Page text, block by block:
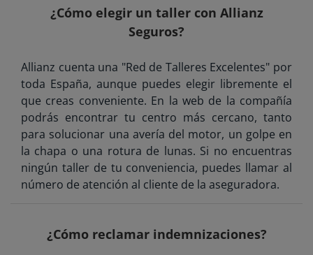
¿Cómo elegir un taller con Allianz
Seguros?
Allianz cuenta una "Red de Talleres Excelentes" por
toda España, aunque puedes elegir libremente el
que creas conveniente. En la web de la compañía
podrás encontrar tu centro más cercano, tanto
para solucionar una avería del motor, un golpe en
la chapa o una rotura de lunas. Si no encuentras
ningún taller de tu conveniencia, puedes llamar al
número de atención al cliente de la aseguradora.
¿Cómo reclamar indemnizaciones?